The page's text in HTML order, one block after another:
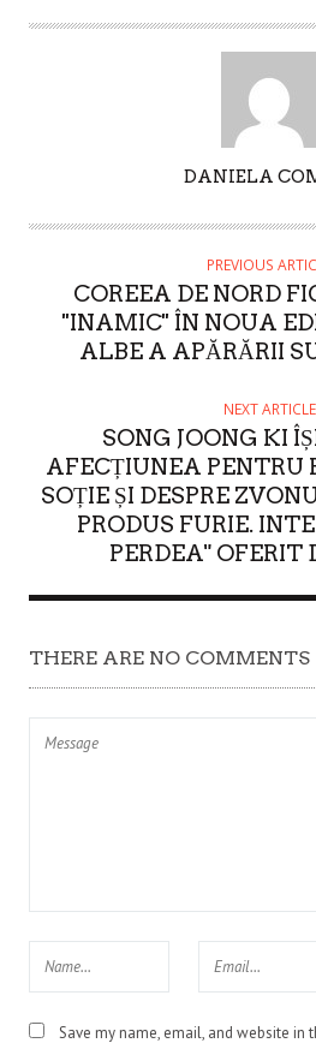
T
DANIELA
PREVIOUS
COREEA DE NORD
''INAMIC'' ÎN NOUA
ALBE A APĂRĂRII
NEXT ARTICLE
SONG JOONG KI
AFECȚIUNEA PENTRU
SOȚIE ȘI DESPRE
PRODUS FURIE.
PERDEA" OFERIT
THERE ARE NO COMMENTS
Save my name, email, and website